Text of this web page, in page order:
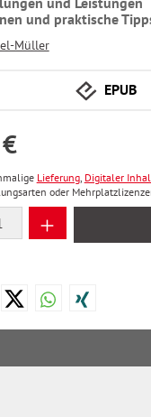
und praktische
Müller
EPUB
Lieferung, Digitaler
oder
Anzahl: Gib